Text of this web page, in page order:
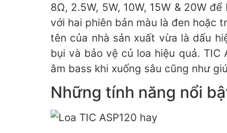
8Ω, 2.5W, 5W, 10W, 15W & 20W
với hai phiên bản màu là đen hoặc
tên của nhà sản xuất vừa là dấu
bụi và bảo vệ củ loa hiệu quả.
âm bass khi xuống sâu cũng như
Những tính năng nổi